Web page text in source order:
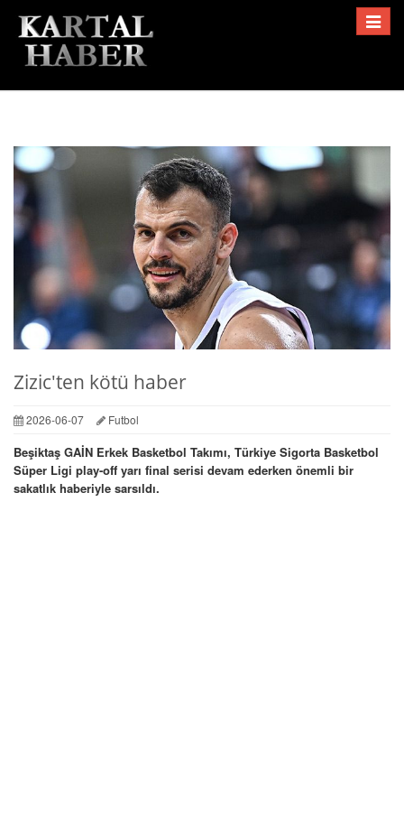
Toggle
Zizic'ten kötü haber
2026-06-07 Futbol
Beşiktaş GAİN Erkek Basketbol Takımı, Türkiye Sigorta Basketbol
Süper Ligi play-off yarı final serisi devam ederken önemli bir
sakatlık haberiyle sarsıldı.